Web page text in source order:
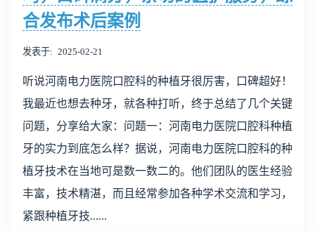
合发布术后案例
发表于 2025-02-21
听说河南电力医院口腔科的种植牙很厉害，口碑超好！
我最近也想去种牙，就各种打听，终于总结了几个关键
问题，分享给大家：问题一：河南电力医院口腔科种植
牙的实力到底怎么样？据说，河南电力医院口腔科的种
植牙技术在当地可是数一数二的。他们团队的医生经验
丰富，技术精湛，而且经常参加各种学术交流和学习，
紧跟种植牙技......